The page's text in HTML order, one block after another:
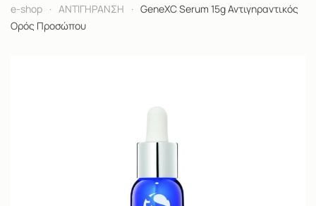
e-shop ΑΝΤΙΓΗΡΑΝΣΗ
GeneXC Serum 15g Αντιγηραντικός
Ορός Προσώπου